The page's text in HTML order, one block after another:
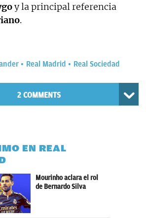
y la principal referencia
.
Real Madrid Real Sociedad
2 COMMENTS
EN REAL
Mourinho aclara el rol
de Bernardo Silva